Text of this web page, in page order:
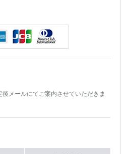
後メールにてご案内させていただきま